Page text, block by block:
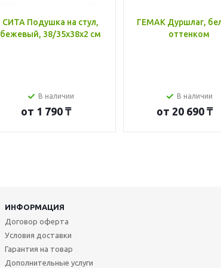
СИТА Подушка на стул,
бежевый, 38/35x38x2 см
В наличии
от 1 790 ₸
ГЕМАК Дуршлаг,
оттенком
В наличии
от 20 690 ₸
ИНФОРМАЦИЯ
Договор оферта
Условия доставки
Гарантия на товар
Дополнительные услуги